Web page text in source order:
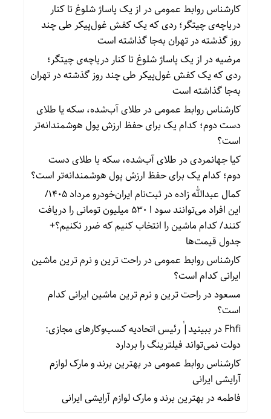
کارشناس روابط عمومیدر از یک پاساژ شلوغ تا کنار
دریاچه‌ی چیتگر؛ ردی که یک کفش غول‌پیکر طی چند
روز گذشته در تهران به‌جا گذاشته است
مرضیهدر از یک پاساژ شلوغ تا کنار دریاچه‌ی چیتگر؛
ردی که یک کفش غول‌پیکر طی چند روز گذشته در تهران
به‌جا گذاشته است
کارشناس روابط عمومیدر طلای آب‌شده، سکه یا طلای
دست دوم؛ کدام یک برای حفظ ارزش پول هوشمندانه‌تر
است؟
کیا جهانمردیدر طلای آب‌شده، سکه یا طلای دست
دوم؛ کدام یک برای حفظ ارزش پول هوشمندانه‌تر است؟
کمال عبدالله زادهدر
ثبت‌نام ایران‌خودرو مرداد ۱۴۰۵/
این افراد می‌توانند سود ا ۵۳۰ میلیون تومانی را دریافت
کنند/ کدام ماشین را انتخاب کنیم که ضرر نکنیم؟+
جدول قیمت‌ها
کارشناس روابط عمومیدرراحت ترین و نرم ترین ماشین
ایرانی کدام است؟
مسعوددرراحت ترین و نرم ترین ماشین ایرانی کدام
است؟
Fhfiدر ببینید| ٰرئیس اتحادیه کسب‌وکارهای مجازی:
دولت نمی‌تواند فیلترینگ را بردارد
کارشناس روابط عمومیدر بهترین برند و مارک لوازم
آرایشی ایرانی
فاطمهدر بهترین برند و مارک لوازم آرایشی ایرانی